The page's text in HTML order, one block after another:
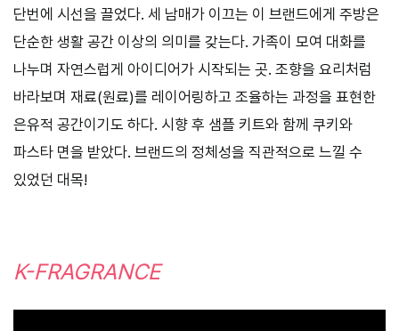
단번에 시선을 끌었다. 세 남매가 이끄는 이 브랜드에게 주방은
단순한 생활 공간 이상의 의미를 갖는다. 가족이 모여 대화를
나누며 자연스럽게 아이디어가 시작되는 곳. 조향을 요리처럼
바라보며 재료(원료)를 레이어링하고 조율하는 과정을 표현한
은유적 공간이기도 하다. 시향 후 샘플 키트와 함께 쿠키와
파스타 면을 받았다. 브랜드의 정체성을 직관적으로 느낄 수
있었던 대목!
K-FRAGRANCE